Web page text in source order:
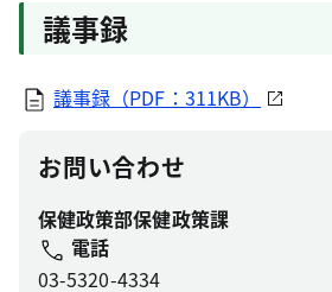
議事録
議事録（PDF：311KB）
お問い合わせ
保健政策部保健政策課
電話
03-5320-4334